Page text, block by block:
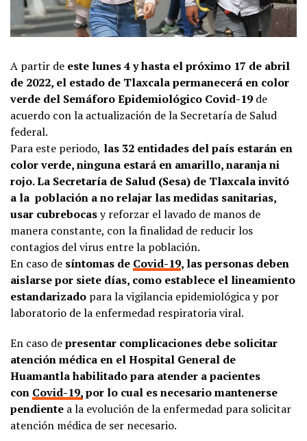
A partir de este lunes 4 y hasta el próximo 17 de abril
de 2022, el estado de Tlaxcala permanecerá en color
verde del Semáforo Epidemiológico Covid-19 de
acuerdo con la actualización de la Secretaría de Salud
federal.
Para este periodo, las 32 entidades del país estarán en
color verde, ninguna estará en amarillo, naranja ni
rojo. La Secretaría de Salud (Sesa) de Tlaxcala invitó
a la población a no relajar las medidas sanitarias,
usar cubrebocasy reforzar el lavado de manos de
manera constante, con la finalidad de reducir los
contagios del virus entre la población.
En caso de síntomas de Covid-19, las personas deben
aislarse por siete días, como establece el lineamiento
estandarizado para la vigilancia epidemiológica y por
laboratorio de la enfermedad respiratoria viral.
En caso depresentar complicaciones debe solicitar
atención médica en el Hospital General de
Huamantla habilitado para atender a pacientes
con Covid-19,por lo cual es necesario mantenerse
pendiente a la evolución de la enfermedad para solicitar
atención médica de ser necesario.